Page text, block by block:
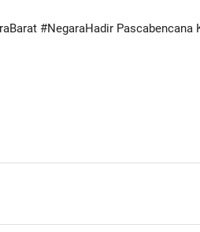
#NegaraHadir Pascabencana